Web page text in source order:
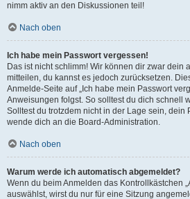
nimm aktiv an den Diskussionen teil!
Nach oben
Ich habe mein Passwort vergessen!
Das ist nicht schlimm! Wir können dir zwar dein
mitteilen, du kannst es jedoch zurücksetzen.
Anmelde-Seite auf „Ich habe mein Passwort
Anweisungen folgst. So solltest du dich schnell
Solltest du trotzdem nicht in der Lage sein, dein
wende dich an die Board-Administration.
Nach oben
Warum werde ich automatisch abgemeldet?
Wenn du beim Anmelden das Kontrollkästchen
auswählst, wirst du nur für eine Sitzung